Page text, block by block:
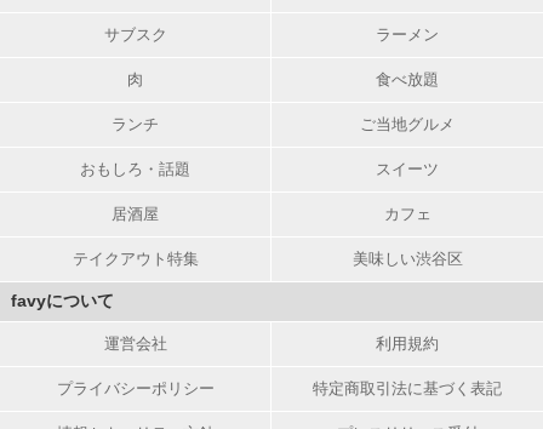
サブスク ラーメン
肉 食べ放題
ランチ ご当地グルメ
おもしろ・話題 スイーツ
居酒屋 カフェ
テイクアウト特集 美味しい渋谷区
favyについて
運営会社 利用規約
プライバシーポリシー 特定商取引法に基づく表記